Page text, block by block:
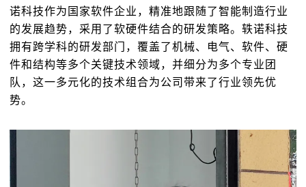
诺科技作为国家软件企业，精准地跟随了智能制造行业
的发展趋势，采用了软硬件结合的研发策略。轶诺科技
拥有跨学科的研发部门，覆盖了机械、电气、软件、硬
件和结构等多个关键技术领域，并细分为多个专业团
队，这一多元化的技术组合为公司带来了行业领先优
势。